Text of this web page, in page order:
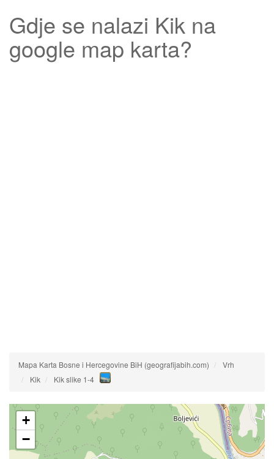
Gdje se nalazi Kik na
google map karta?
Mapa Karta Bosne i Hercegovine BiH (geografijabih.com)
Vrh
Kik
Kik slike 1-4
+
−